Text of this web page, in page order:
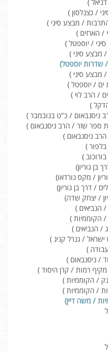
/ הארזים )
/ שדרות יוספטל)
/ מקס נורדאו)
/ דרך בן גוריון)
/ יצחק שדה)
הנביאים )
/ הקוממיות )
/ משה דיין)